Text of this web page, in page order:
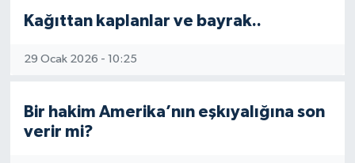
Kağıttan kaplanlar ve bayrak..
29 Ocak 2026 - 10:25
Bir hakim Amerika’nın eşkıyalığına son
verir mi?